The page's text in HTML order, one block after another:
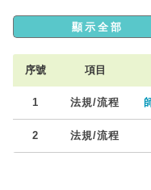
顯示全部
序號 項目
1 法規/流程
2 法規/流程